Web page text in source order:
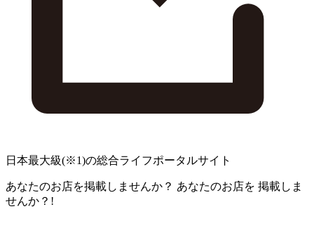
日本最大級(※1)の総合ライフポータルサイト
あなたのお店を掲載しませんか？ あなたのお店を 掲載しま
せんか？!